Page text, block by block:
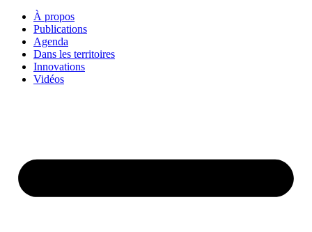
À propos
Publications
Agenda
Dans les territoires
Innovations
Vidéos